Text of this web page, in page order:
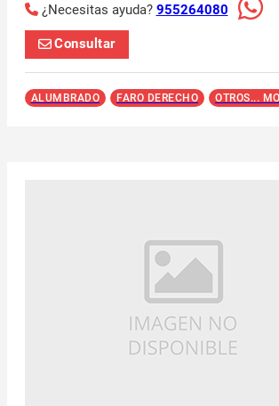
¿Necesitas ayuda? 955264080
Consultar
ALUMBRADO FARO DERECHO OTROS...